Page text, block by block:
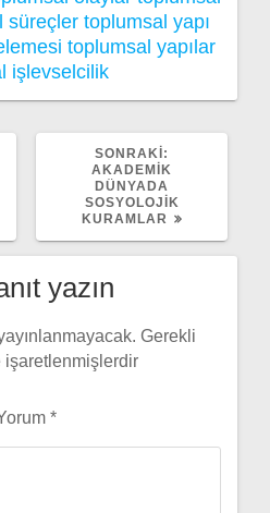
süreçler toplumsal yapı
toplumsal yapılar
işlevselcilik
SONRAKI:
YAZI:
AKADEMIK
DÜNYADA
SOSYOLOJIK
KURAMLAR
yazın
Gerekli
işaretlenmişlerdir
*